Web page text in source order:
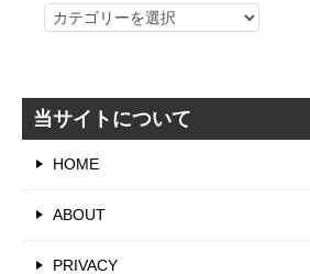
カ
リ
当サイトについて
HOME
ABOUT
PRIVACY